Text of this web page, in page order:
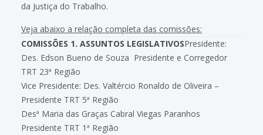
da Justiça do Trabalho.
Veja abaixo a relação completa das comissões:
COMISSÕES 1. ASSUNTOS LEGISLATIVOSPresidente:
Des. Edson Bueno de Souza  Presidente e Corregedor
TRT 23ª Região
Vice Presidente: Des. Valtércio Ronaldo de Oliveira –
Presidente TRT 5ª Região
Desª Maria das Graças Cabral Viegas Paranhos 
Presidente TRT 1ª Região